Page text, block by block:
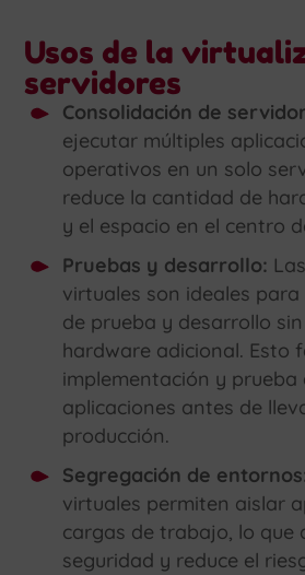
Usos de la
servidores
Consolidación de
ejecutar múltiples
operativos en un solo
reduce la cantidad de
y el espacio en el centro
Pruebas y desarrollo:
virtuales son ideales
de prueba y desarrollo
hardware adicional. Esto
implementación y prueba
aplicaciones antes de
producción.
Segregación de
virtuales permiten aislar
cargas de trabajo, lo que
seguridad y reduce el